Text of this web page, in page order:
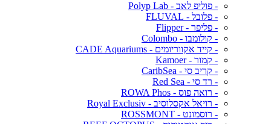
- פוליפ לאב - Polyp Lab
- פלובל - FLUVAL
- פליפר - Flipper
- קולומבו - Colombo
- קייד אקווריומים - CADE Aquariums
- קמור - Kamoer
- קריב סי - CaribSea
- רד סי - Red Sea
- רואה פוס - ROWA Phos
- רויאל אקסלוסיב - Royal Exclusiv
- רוסמונט - ROSSMONT